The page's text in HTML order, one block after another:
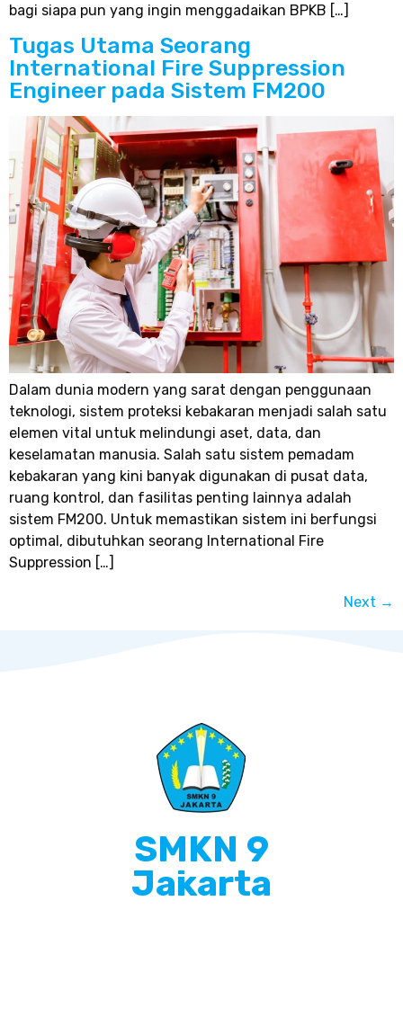
bagi siapa pun yang ingin menggadaikan BPKB […]
Tugas Utama Seorang
International Fire Suppression
Engineer pada Sistem FM200
Dalam dunia modern yang sarat dengan penggunaan
teknologi, sistem proteksi kebakaran menjadi salah satu
elemen vital untuk melindungi aset, data, dan
keselamatan manusia. Salah satu sistem pemadam
kebakaran yang kini banyak digunakan di pusat data,
ruang kontrol, dan fasilitas penting lainnya adalah
sistem FM200. Untuk memastikan sistem ini berfungsi
optimal, dibutuhkan seorang International Fire
Suppression […]
Next →
SMKN 9
Jakarta